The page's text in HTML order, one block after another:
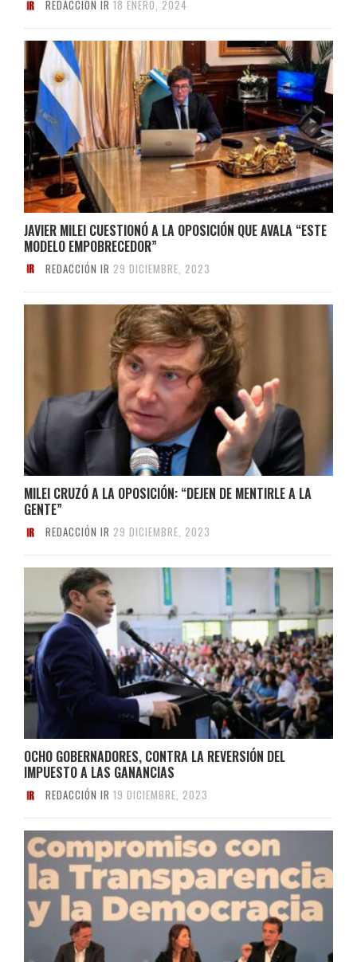
REDACCIÓN IR 18 ENERO, 2024
JAVIER MILEI CUESTIONÓ A LA OPOSICIÓN QUE AVALA “ESTE
MODELO EMPOBRECEDOR”
REDACCIÓN IR 29 DICIEMBRE, 2023
MILEI CRUZÓ A LA OPOSICIÓN: “DEJEN DE MENTIRLE A LA
GENTE”
REDACCIÓN IR 29 DICIEMBRE, 2023
OCHO GOBERNADORES, CONTRA LA REVERSIÓN DEL
IMPUESTO A LAS GANANCIAS
REDACCIÓN IR 19 DICIEMBRE, 2023